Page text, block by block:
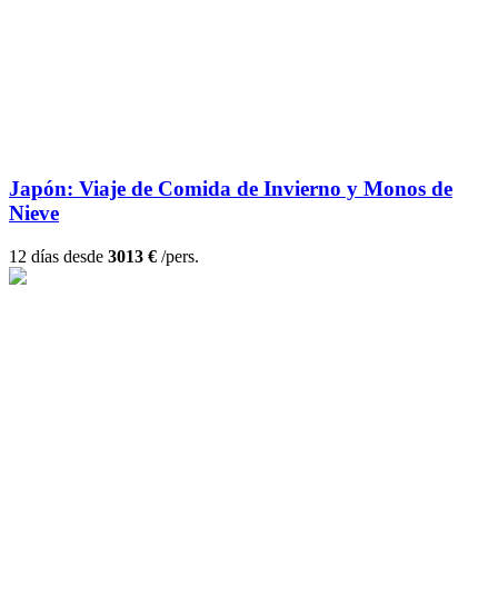
Japón: Viaje de Comida de Invierno y Monos de
Nieve
12 días desde 3013 € /pers.